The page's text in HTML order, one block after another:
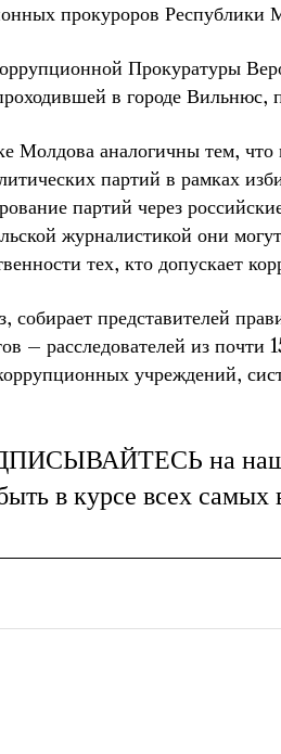
прокуроров Республики
Прокуратуры
в городе Вильнюс,
Молдова аналогичны тем,
партий в рамках
партий через
журналистикой они
тех, кто допускает
представителей
– расследователей из
учреждений,
на
в курсе всех